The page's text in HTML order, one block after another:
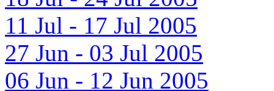
11 Jul - 17 Jul 2005
27 Jun - 03 Jul 2005
06 Jun - 12 Jun 2005